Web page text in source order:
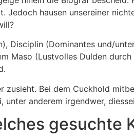
Jedoch hausen unsereiner
Disciplin (Dominantes und/
Maso (Lustvolles Dulden
zusieht. Bei dem Cuckhold
anderem irgendwer,
gesuchte